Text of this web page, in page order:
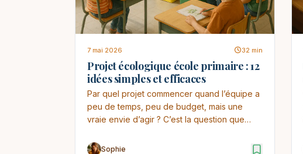
7 mai 2026 32 min
Projet écologique école primaire : 12
idées simples et efficaces
Par quel projet commencer quand l’équipe a
peu de temps, peu de budget, mais une
vraie envie d’agir ? C’est la question que
Sophie